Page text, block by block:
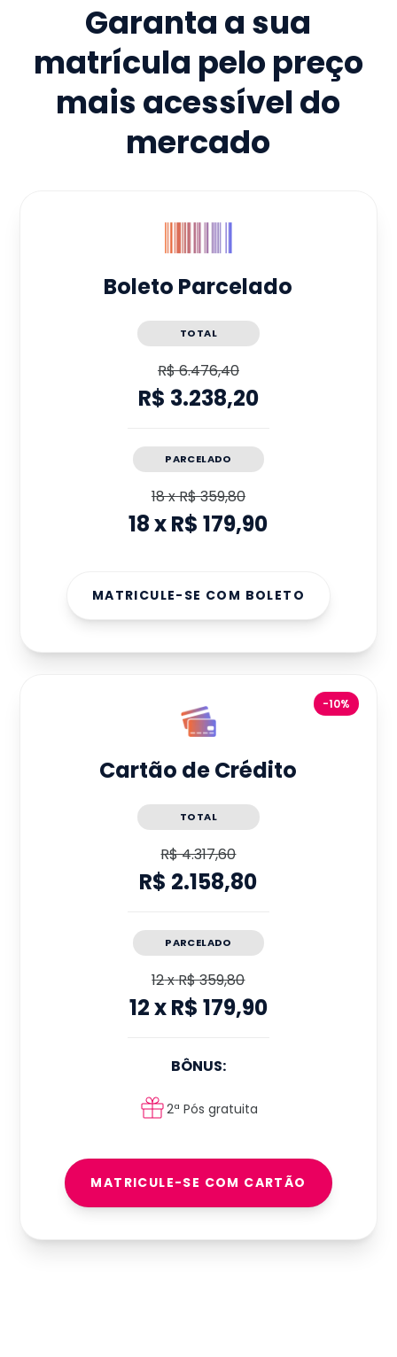
Garanta a sua
matrícula pelo preço
mais acessível do
mercado
Boleto Parcelado
TOTAL
R$ 6.476,40
R$ 3.238,20
PARCELADO
18xR$ 359,80
18xR$ 179,90
MATRICULE-SE COM BOLETO
-10%
Cartão de Crédito
TOTAL
R$ 4.317,60
R$ 2.158,80
PARCELADO
12xR$ 359,80
12xR$ 179,90
BÔNUS:
2ª Pós gratuita
MATRICULE-SE COM CARTÃO